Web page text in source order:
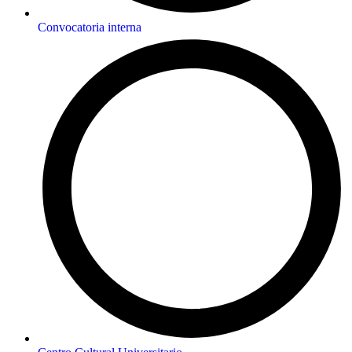
Convocatoria interna